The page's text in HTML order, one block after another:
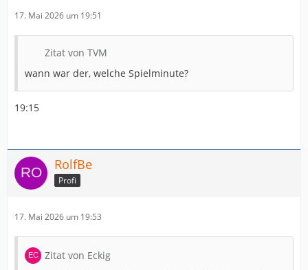
17. Mai 2026 um 19:51
Zitat von TVM
wann war der, welche Spielminute?
19:15
RolfBe
Profi
17. Mai 2026 um 19:53
Zitat von Eckig